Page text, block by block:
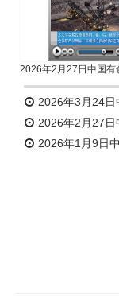
2026年3月24日
2026年2月27日
2026年1月9日